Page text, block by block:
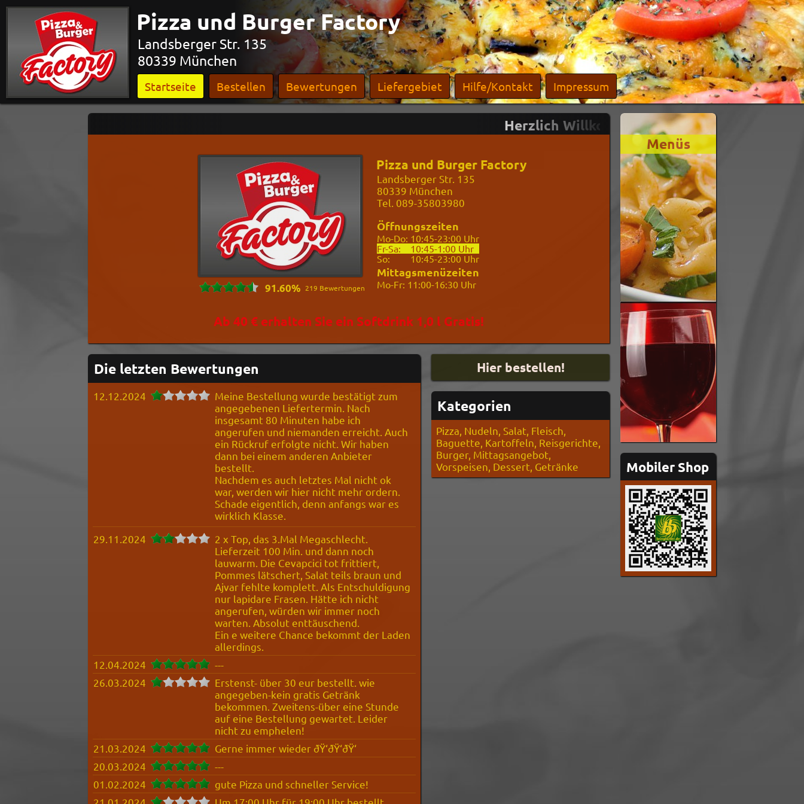
Pizza und Burger Factory
Landsberger Str. 135
80339 München
Startseite Bestellen Bewertungen Liefergebiet Hilfe/Kontakt Impressum
Menüs
Mobiler Shop
Herzlich Willkommen in unserem Onlineshop
91.60% 219 Bewertungen
Pizza und Burger Factory
Landsberger Str. 135
80339 München
Tel. 089-35803980
Öffnungszeiten
Mo-Do: 10:45-23:00 Uhr
Fr-Sa:
10:45-1:00 Uhr
So:
10:45-23:00 Uhr
Mittagsmenüzeiten
Mo-Fr: 11:00-16:30 Uhr
Ab 40 € erhalten Sie ein Softdrink 1,0 l Gratis!
Die letzten Bewertungen
12.12.2024
Meine Bestellung wurde bestätigt zum
angegebenen Liefertermin. Nach
insgesamt 80 Minuten habe ich
angerufen und niemanden erreicht. Auch
ein Rückruf erfolgte nicht. Wir haben
dann bei einem anderen Anbieter
bestellt.
Nachdem es auch letztes Mal nicht ok
war, werden wir hier nicht mehr ordern.
Schade eigentlich, denn anfangs war es
wirklich Klasse.
29.11.2024
2 x Top, das 3.Mal Megaschlecht.
Lieferzeit 100 Min. und dann noch
lauwarm. Die Cevapcici tot frittiert,
Pommes lätschert, Salat teils braun und
Ajvar fehlte komplett. Als Entschuldigung
nur lapidare Frasen. Hätte ich nicht
angerufen, würden wir immer noch
warten. Absolut enttäuschend.
Ein e weitere Chance bekommt der Laden
allerdings.
12.04.2024
---
26.03.2024
Erstenst- über 30 eur bestellt. wie
angegeben-kein gratis Getränk
bekommen. Zweitens-über eine Stunde
auf eine Bestellung gewartet. Leider
nicht zu emphelen!
21.03.2024
Gerne immer wieder ðŸ‘ðŸ‘ðŸ‘
20.03.2024
---
01.02.2024
gute Pizza und schneller Service!
Kategorien
Pizza, Nudeln, Salat, Fleisch,
Baguette, Kartoffeln, Reisgerichte,
Burger, Mittagsangebot,
Vorspeisen, Dessert, Getränke